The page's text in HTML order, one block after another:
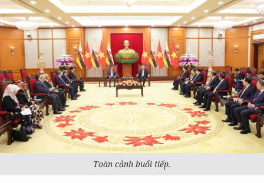
Toàn cảnh buổi tiếp.